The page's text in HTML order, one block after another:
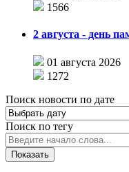
1566
2 августа - день
01 августа 2026
1272
Поиск новости по дате
Поиск по тегу